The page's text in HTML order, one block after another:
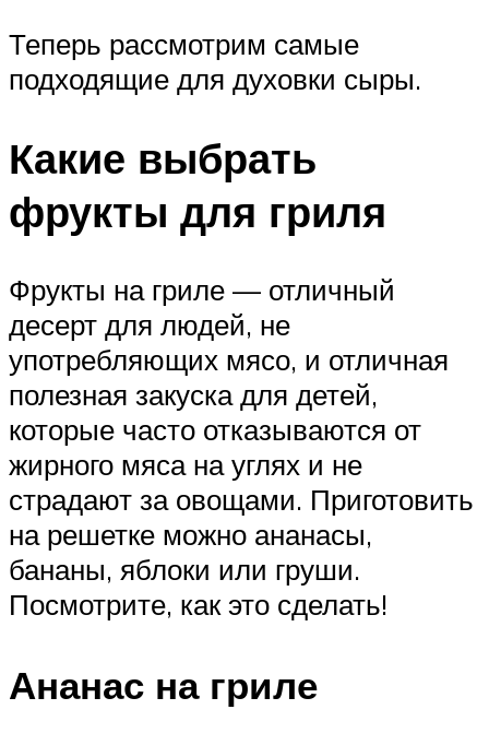
Теперь рассмотрим самые
подходящие для духовки сыры.
Какие выбрать
фрукты для гриля
Фрукты на гриле — отличный
десерт для людей, не
употребляющих мясо, и отличная
полезная закуска для детей,
которые часто отказываются от
жирного мяса на углях и не
страдают за овощами. Приготовить
на решетке можно ананасы,
бананы, яблоки или груши.
Посмотрите, как это сделать!
Ананас на гриле